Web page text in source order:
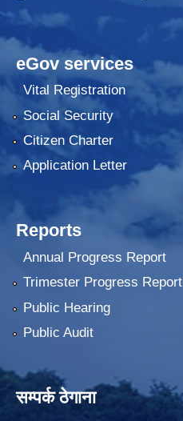
eGov services
Vital Registration
Social Security
Citizen Charter
Application Letter
Reports
Annual Progress Report
Trimester Progress Report
Public Hearing
Public Audit
सम्पर्क ठेगाना